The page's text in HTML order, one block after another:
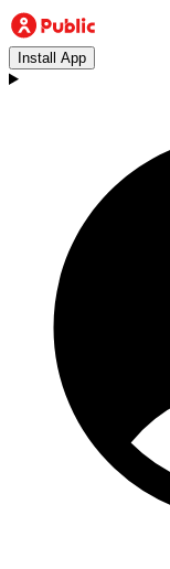
Install App